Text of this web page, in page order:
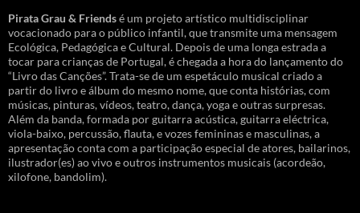
Pirata Grau & Friendsé um projeto artístico multidisciplinar
vocacionado para o público infantil, que transmite uma mensagem
Ecológica, Pedagógica e Cultural. Depois de uma longa estrada a
tocar para crianças de Portugal, é chegada a hora do lançamento do
“Livro das Canções”. Trata-se de um espetáculo musical criado a
partir do livro e álbum do mesmo nome, que conta histórias, com
músicas, pinturas, vídeos, teatro, dança, yoga e outras surpresas.
Além da banda, formada por guitarra acústica, guitarra eléctrica,
viola-baixo, percussão, flauta, e vozes femininas e masculinas, a
apresentação conta com a participação especial de atores, bailarinos,
ilustrador(es) ao vivo e outros instrumentos musicais (acordeão,
xilofone, bandolim).